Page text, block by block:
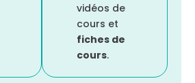
vidéos de
cours et
fiches de
cours.